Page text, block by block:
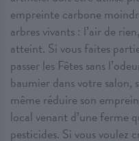
empreinte carbone
arbres vivants : l’air de
atteint. Si vous faites
passer les Fêtes sans
baumier dans votre salon,
même réduire son
local venant d’une ferme
pesticides. Si vous voulez